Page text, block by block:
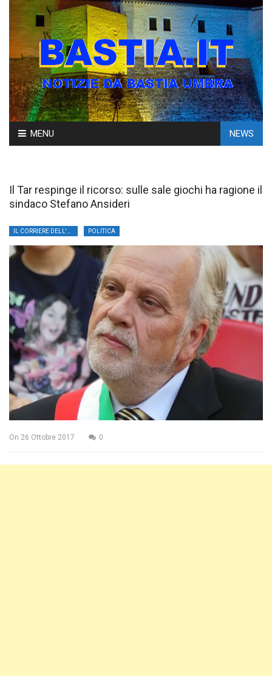
Skip
to
MENU NEWS
Il Tar respinge il ricorso: sulle sale giochi ha ragione il
sindaco Stefano Ansideri
POLITICA
On 26 Ottobre 2017 0